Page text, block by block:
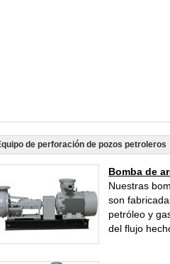
de perforación de pozos petroleros
Bomba de
Nuestras
son
petróleo y
del flujo